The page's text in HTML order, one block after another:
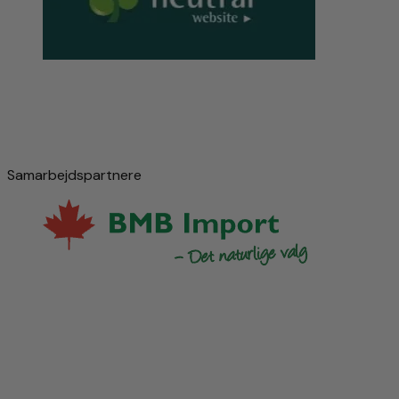
Samarbejdspartnere